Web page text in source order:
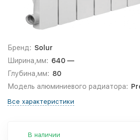
Бренд: Solur
Ширина,мм: 640 —
Глубина,мм: 80
Модель алюминиевого радиатора:
Все характеристики
В наличии